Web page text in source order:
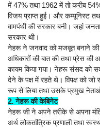
में 47% तथा 1962 में तो करीब
विजय प्राप्त हुई। और कम्यूनिस्ट
वामपंथी की सरकार बनी। जहां
सरकार थी।
नेहरू ने जनवाद को मजबूत बनाने की
अधिकारों की बात की तथा प्रेस की
कायम किया गया। नेहरू संसद को
देने के पक्ष में रहते थे। विपक्ष को जो
रूप से लिया तथा उसके प्रमुख नेताओं
2. नेहरू की केबिनेट
नेहरू जी ने अपने तरीके से अपना
अर्थ लोकतांत्रिक प्रणाली तथा